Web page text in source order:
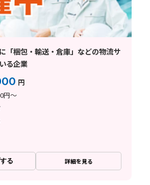
「梱包・輸送・倉庫」などの物流サ
る企業
円
円～
る 詳細を見る